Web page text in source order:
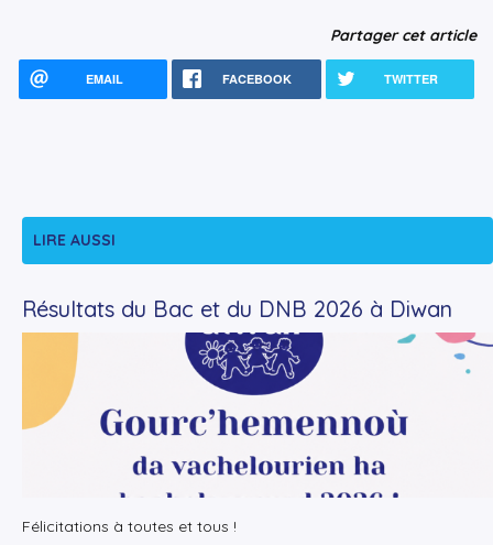
Partager cet article
EMAIL FACEBOOK TWITTER
LIRE AUSSI
Résultats du Bac et du DNB 2026 à Diwan
+Lire la suite
Félicitations à toutes et tous !